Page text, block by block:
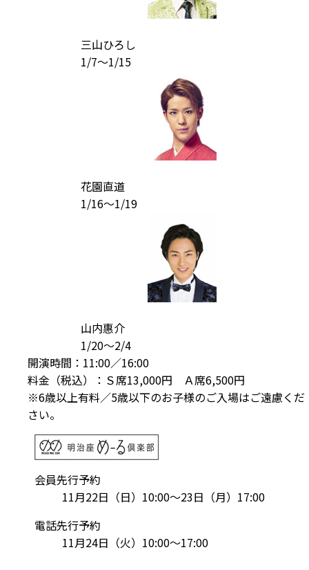
三山ひろし
1/7～1/15
花園直道
1/16～1/19
山内惠介
1/20～2/4
開演時間：11:00／16:00
料金（税込）：Ｓ席13,000円 Ａ席6,500円
※6歳以上有料／5歳以下のお子様のご入場はご遠慮くだ
さい。
会員先行予約
11月22日（日）10:00～23日（月）17:00
電話先行予約
11月24日（火）10:00～17:00